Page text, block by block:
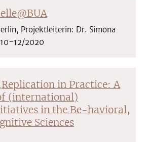
Projektleiterin: Dr. Simona
12/2020
in Practice: A
(international)
in the Be-havioral,
Sciences